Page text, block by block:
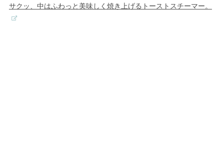
サクッ、中はふわっと美味しく焼き上げるトーストスチーマー。